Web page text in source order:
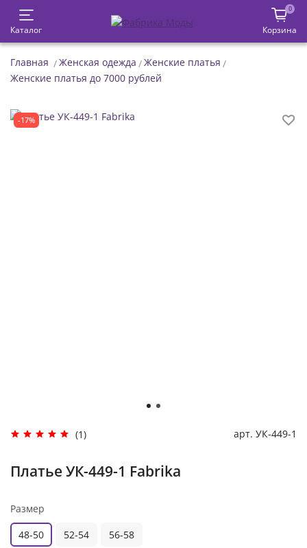
Каталог
0
Корзина
Главная Женская одежда
Женские платья
Женские платья до 7000 рублей
-17%
(1) арт. УК-449-1
Платье УК-449-1 Fabrika
Размер
48-50
52-54 56-58